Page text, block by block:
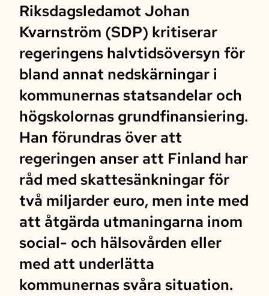
Riksdagsledamot Johan
Kvarnström (SDP) kritiserar
regeringens halvtidsöversyn för
bland annat nedskärningar i
kommunernas statsandelar och
högskolornas grundfinansiering.
Han förundras över att
regeringen anser att Finland har
råd med skattesänkningar för
två miljarder euro, men inte med
att åtgärda utmaningarna inom
social- och hälsovården eller
med att underlätta
kommunernas svåra situation.